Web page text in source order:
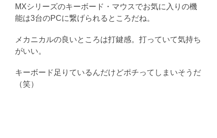
MXシリーズのキーボード・マウスでお気に入りの機
能は3台のPCに繋げられるところだね。
メカニカルの良いところは打鍵感。打っていて気持ち
がいい。
キーボード足りているんだけどポチってしまいそうだ
（笑）